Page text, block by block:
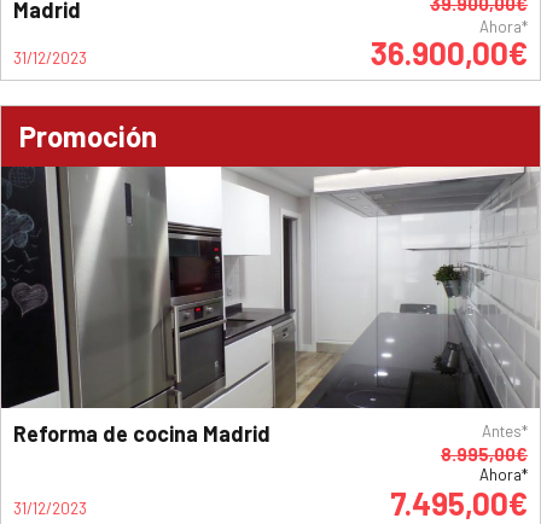
Madrid
31/12/2023
Ahora*
36.900,00€
Promoción
Reforma de cocina Madrid
31/12/2023
Antes*
8.995,00€
Ahora*
7.495,00€